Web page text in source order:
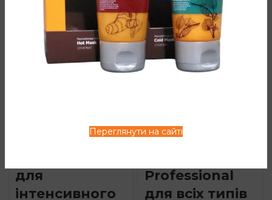
Переглянути на сайті
Олія Angel
для
інтенсивного
TOP
Кондиціонер
Professional
для всіх типів